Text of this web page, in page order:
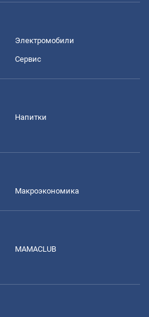
Электромобили
Сервис
Напитки
Mакроэкономика
MAMACLUB